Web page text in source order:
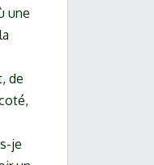
une
de
je